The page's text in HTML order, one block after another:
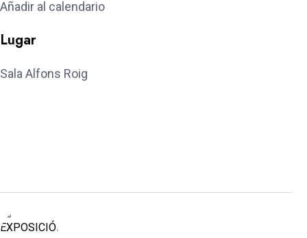
Añadir al calendario
Lugar
Sala Alfons Roig